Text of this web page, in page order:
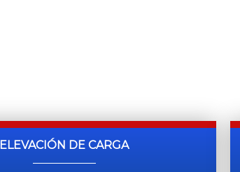
ELEVACIÓN DE CARGA